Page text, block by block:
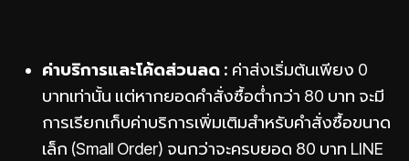
ค่าบริการและโค้ดส่วนลด : ค่าส่งเริ่มต้นเพียง 0
บาทเท่านั้น แต่หากยอดคำสั่งซื้อต่ำกว่า 80 บาท จะมี
การเรียกเก็บค่าบริการเพิ่มเติมสำหรับคำสั่งซื้อขนาด
เล็ก (Small Order) จนกว่าจะครบยอด 80 บาท LINE